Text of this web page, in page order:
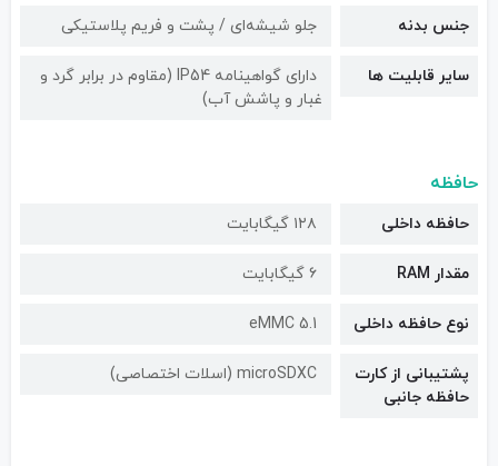
جنس بدنه جلو شیشه‌ای / پشت و فریم پلاستیکی
سایر قابلیت ها
دارای گواهینامه IP54 (مقاوم در برابر گرد و
غبار و پاشش آب)
حافظه
حافظه داخلی ۱۲۸ گیگابایت
مقدار RAM ۶ گیگابایت
نوع حافظه داخلی eMMC 5.1
پشتیبانی از کارت
حافظه جانبی
microSDXC (اسلات اختصاصی)